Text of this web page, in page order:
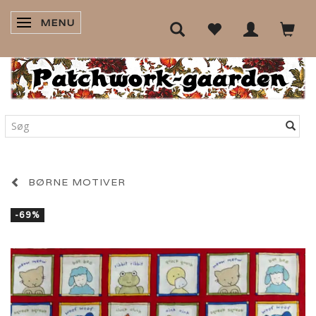
SKIFTE NAVIGATION
MENU
BØRNE MOTIVER
-69%